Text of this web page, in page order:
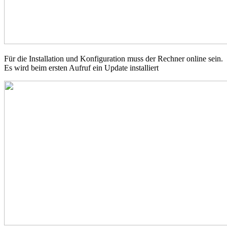
Für die Installation und Konfiguration muss der Rechner online sein.
Es wird beim ersten Aufruf ein Update installiert